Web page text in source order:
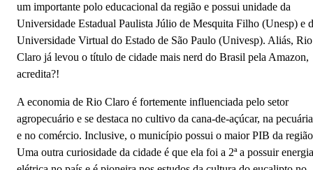
um importante polo educacional da região e possui unidade da
Universidade Estadual Paulista Júlio de Mesquita Filho (Unesp) e
Universidade Virtual do Estado de São Paulo (Univesp). Aliás, Rio
Claro já levou o título de cidade mais nerd do Brasil pela Amazon,
acredita?!
A economia de Rio Claro é fortemente influenciada pelo setor
agropecuário e se destaca no cultivo da cana-de-açúcar, na pecuária
e no comércio. Inclusive, o município possui o maior PIB da
Uma outra curiosidade da cidade é que ela foi a 2ª a possuir energia